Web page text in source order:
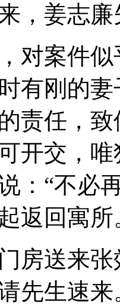
，姜志
对案件
有刚的
责任，
开交，
：“不必
返回寓所
房送来
先生速来